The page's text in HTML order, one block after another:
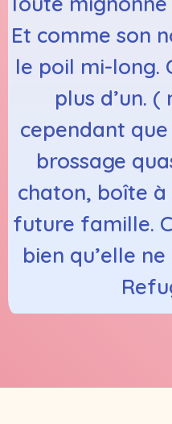
Et comme son
le poil mi-long.
plus d’un.
cependant
brossage
chaton, boîte
future famille.
bien qu’elle